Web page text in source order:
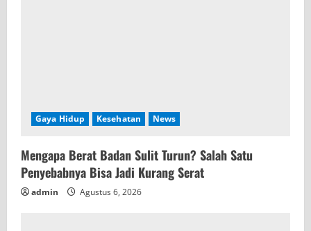
Gaya Hidup Kesehatan News
Mengapa Berat Badan Sulit Turun? Salah Satu
Penyebabnya Bisa Jadi Kurang Serat
admin Agustus 6, 2026